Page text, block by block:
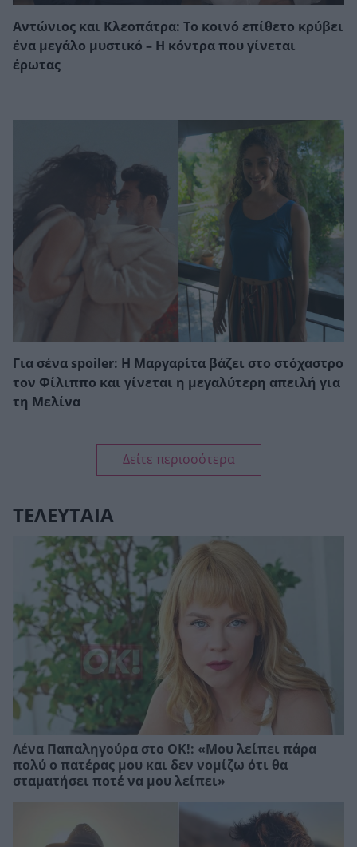
Αντώνιος και Κλεοπάτρα: Το κοινό επίθετο κρύβει
ένα μεγάλο μυστικό – Η κόντρα που γίνεται
έρωτας
Για σένα spoiler: Η Μαργαρίτα βάζει στο στόχαστρο
τον Φίλιππο και γίνεται η μεγαλύτερη απειλή για
τη Μελίνα
Δείτε περισσότερα
ΤΕΛΕΥΤΑΙΑ
Λένα Παπαληγούρα στο ΟΚ!: «Μου λείπει πάρα
πολύ ο πατέρας μου και δεν νομίζω ότι θα
σταματήσει ποτέ να μου λείπει»